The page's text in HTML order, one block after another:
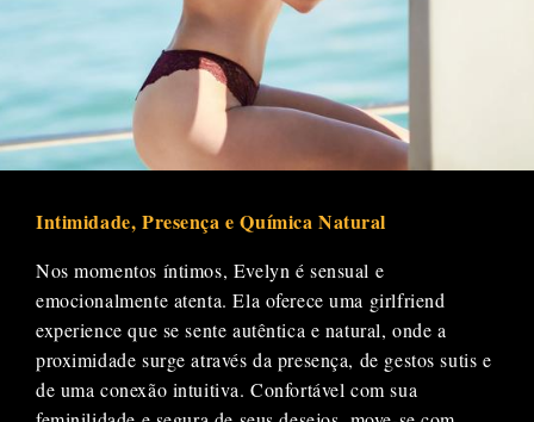
Intimidade, Presença e Química Natural
Nos momentos íntimos, Evelyn é sensual e
emocionalmente atenta. Ela oferece uma girlfriend
experience que se sente autêntica e natural, onde a
proximidade surge através da presença, de gestos sutis e
de uma conexão intuitiva. Confortável com sua